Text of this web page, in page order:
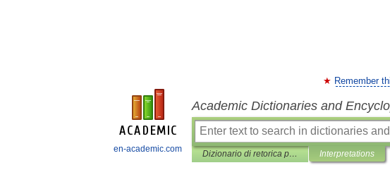
en-academic.com
Remember
Academic Dictionaries and
Dizionario di retorica par stefano arduini & matteo damiani Interpretations